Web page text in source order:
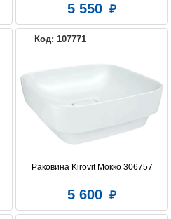
5 550
Код: 107771
Раковина Kirovit Мокко 306757
5 600